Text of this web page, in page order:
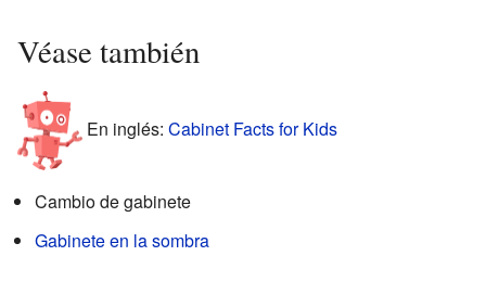
Véase también
En inglés: Cabinet Facts for Kids
Cambio de gabinete
Gabinete en la sombra